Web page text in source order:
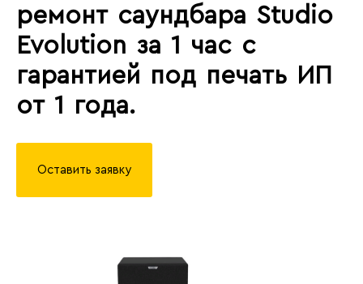
ремонт саундбара Studio
Evolution за 1 час с
гарантией под печать ИП
от 1 года.
Оставить заявку